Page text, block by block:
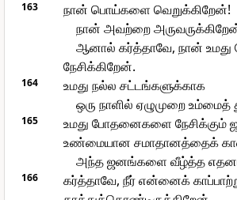
163
நான் பொய்களை வெறுக்கிறேன்!
நான் அவற்றை
ஆனால் கர்த்தாவே, நான்
நேசிக்கிறேன்.
164
உமது நல்ல சட்டங்களுக்காக
ஒரு நாளில் ஏழுமுறை உம்மைத்
165
உமது போதனைகளை
உண்மையான சமாதானத்தைக்
அந்த ஜனங்களை வீழ்த்த
166
கர்த்தாவே, நீர் என்னைக்